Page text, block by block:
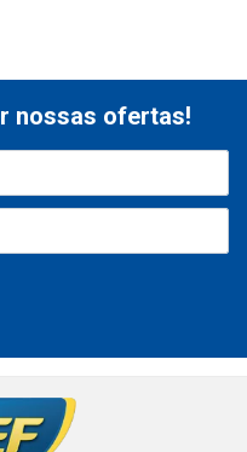
nossas ofertas!